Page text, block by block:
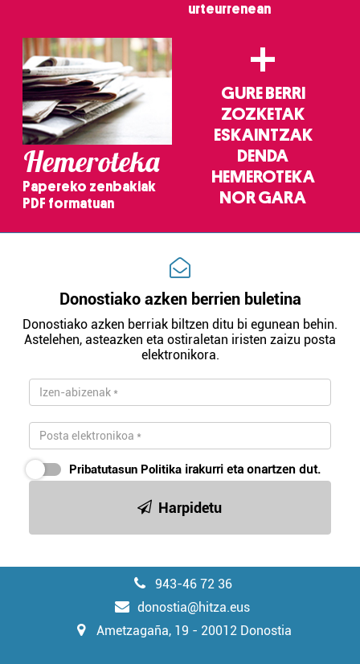
urteurrenean
Hemeroteka
Papereko zenbakiak
PDF formatuan
+
GURE BERRI
ZOZKETAK
ESKAINTZAK
DENDA
HEMEROTEKA
NOR GARA
Donostiako azken berrien buletina
Donostiako azken berriak biltzen ditu bi egunean behin.
Astelehen, asteazken eta ostiraletan iristen zaizu posta
elektronikora.
Pribatutasun Politika irakurri eta onartzen dut.
Harpidetu
943-46 72 36
donostia@hitza.eus
Ametzagaña, 19 - 20012 Donostia